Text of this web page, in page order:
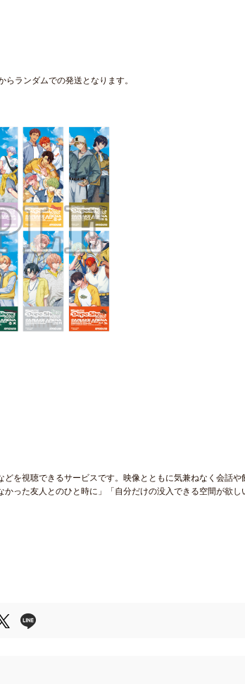
ランダムでの発送となります。
を視聴できるサービスです。映像とともに気兼ねなく会話や
った友人とのひと時に」「自分だけの没入できる空間が欲し